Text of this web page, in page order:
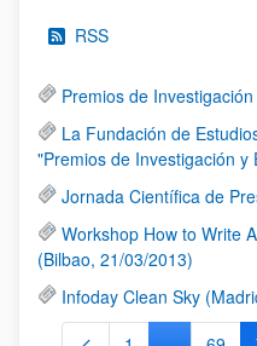
RSS
Premios de
La Fundación de
"Premios de Investigación y
Jornada Científica de
Workshop How to Write
(Bilbao, 21/03/2013)
Infoday Clean Sky